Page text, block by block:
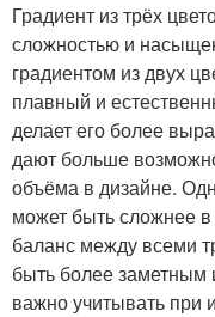
Градиент из трёх
сложностью и
градиентом из двух
плавный и
делает его более
дают больше
объёма в дизайне.
может быть сложнее в
баланс между всеми
быть более
важно учитывать при